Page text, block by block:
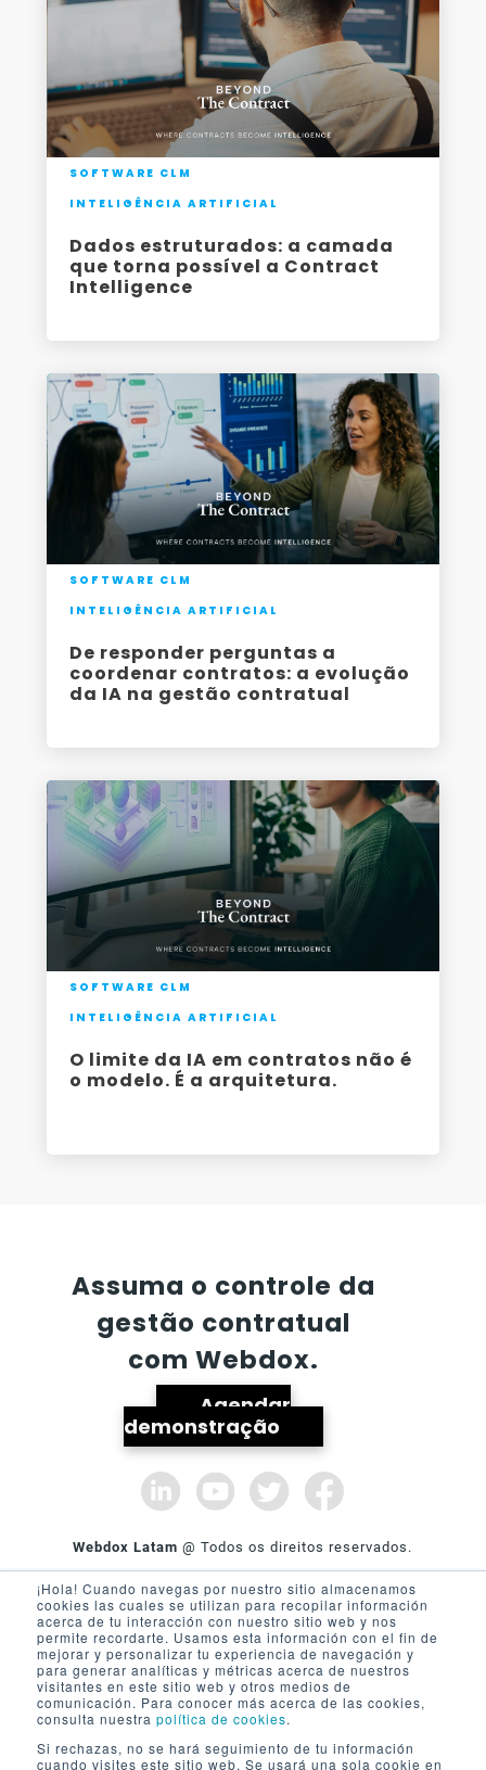
¡Hola! Cuando navegas por nuestro sitio almacenamos
cookies las cuales se utilizan para recopilar información
acerca de tu interacción con nuestro sitio web y nos
permite recordarte. Usamos esta información con el fin de
mejorar y personalizar tu experiencia de navegación y
para generar analíticas y métricas acerca de nuestros
visitantes en este sitio web y otros medios de
comunicación. Para conocer más acerca de las cookies,
consulta nuestra política de cookies.
Si rechazas, no se hará seguimiento de tu información
cuando visites este sitio web. Se usará una sola cookie en
SOFTWARE CLM
INTELIGÊNCIA ARTIFICIAL
Dados estruturados: a camada
que torna possível a Contract
Intelligence
SOFTWARE CLM
INTELIGÊNCIA ARTIFICIAL
De responder perguntas a
coordenar contratos: a evolução
da IA na gestão contratual
SOFTWARE CLM
INTELIGÊNCIA ARTIFICIAL
O limite da IA em contratos não é
o modelo. É a arquitetura.
Assuma o controle da
gestão contratual
com Webdox.
Agendar
demonstração
Webdox Latam @ Todos os direitos reservados.
SOBRE WEBDOX
Quem somos
PRODUTO
Funcionalidades